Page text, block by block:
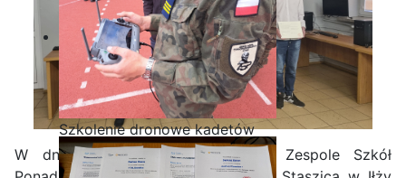
Szkolenie dronowe kadetów
OPW w Staszicu
W dniu 21 czerwca 2024 r. w Zespole Szkół